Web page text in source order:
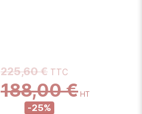
225,60 €
188,00 €
-25%